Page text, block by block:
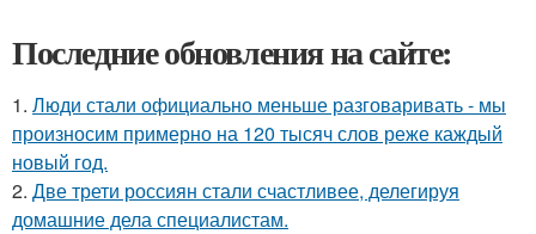
Последние обновления на сайте:
1. Люди стали официально меньше разговаривать - мы
произносим примерно на 120 тысяч слов реже каждый
новый год.
2. Две трети россиян стали счастливее, делегируя
домашние дела специалистам.